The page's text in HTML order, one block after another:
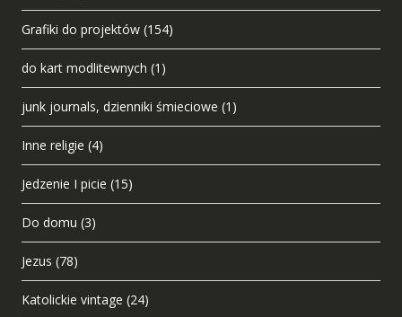
Grafiki do projektów (154)
do kart modlitewnych (1)
junk journals, dzienniki śmieciowe (1)
Inne religie (4)
Jedzenie I picie (15)
Do domu (3)
Jezus (78)
Katolickie vintage (24)